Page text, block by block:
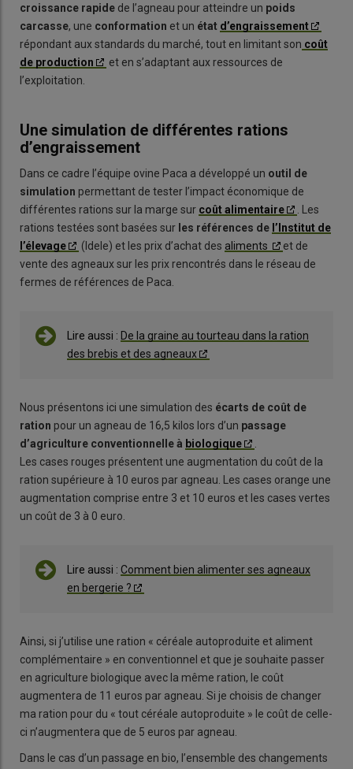
croissance rapide de l’agneau pour atteindre un poids
carcasse, une conformation et un état d’engraissement
répondant aux standards du marché, tout en limitant son coût
de production
et en s’adaptant aux ressources de
l’exploitation.
Une simulation de différentes rations
d’engraissement
Dans ce cadre l’équipe ovine Paca a développé un outil de
simulation permettant de tester l’impact économique de
différentes rations sur la marge sur coût alimentaire
. Les
rations testées sont basées sur les références de l’Institut de
l’élevage
(Idele) et les prix d’achat des aliments
et de
vente des agneaux sur les prix rencontrés dans le réseau de
fermes de références de Paca.
Lire aussi : De la graine au tourteau dans la ration
des brebis et des agneaux
Nous présentons ici une simulation des écarts de coût de
ration pour un agneau de 16,5 kilos lors d’un passage
d’agriculture conventionnelle à biologique
Les cases rouges présentent une augmentation du coût de la
ration supérieure à 10 euros par agneau. Les cases orange une
augmentation comprise entre 3 et 10 euros et les cases vertes
un coût de 3 à 0 euro.
Lire aussi : Comment bien alimenter ses agneaux
en bergerie ?
Ainsi, si j’utilise une ration « céréale autoproduite et aliment
complémentaire » en conventionnel et que je souhaite passer
en agriculture biologique avec la même ration, le coût
augmentera de 11 euros par agneau. Si je choisis de changer
ma ration pour du « tout céréale autoproduite » le coût de celle-
ci n’augmentera que de 5 euros par agneau.
Dans le cas d’un passage en bio, l’ensemble des changements